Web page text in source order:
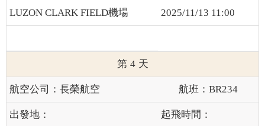
LUZON CLARK FIELD機場 2025/11/13 11:00
4
長榮航空 BR234